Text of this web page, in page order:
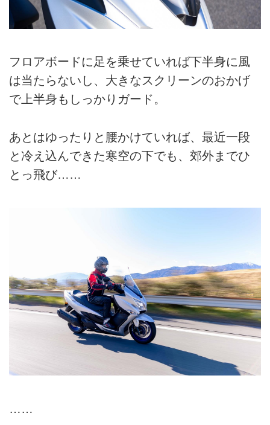
フロアボードに足を乗せていれば下半身に風
は当たらないし、大きなスクリーンのおかげ
で上半身もしっかりガード。
あとはゆったりと腰かけていれば、最近一段
と冷え込んできた寒空の下でも、郊外までひ
とっ飛び……
……